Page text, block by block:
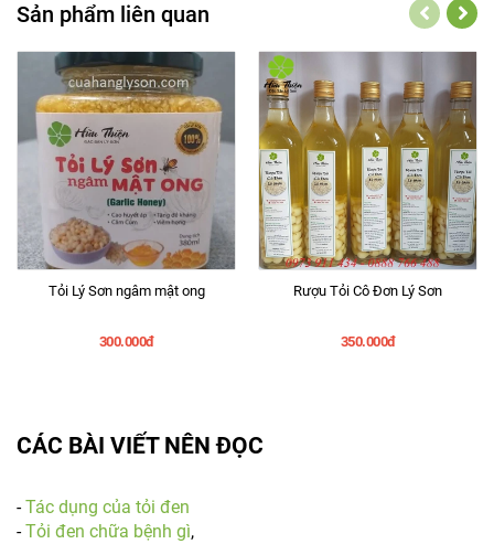
Sản phẩm liên quan
Tỏi Lý Sơn ngâm mật ong
300.000đ
Rượu Tỏi Cô Đơn Lý Sơn
350.000đ
CÁC BÀI VIẾT NÊN ĐỌC
-Tác dụng của tỏi đen
-Tỏi đen chữa bệnh gì,